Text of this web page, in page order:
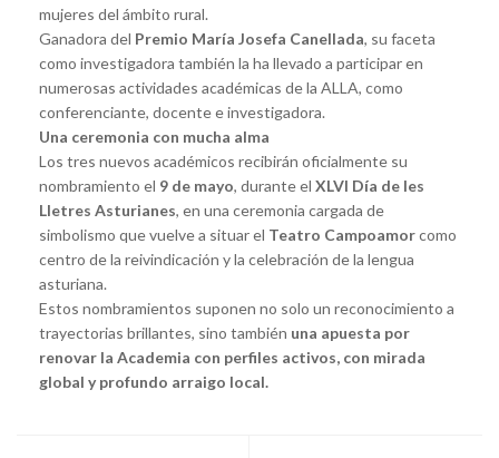
mujeres del ámbito rural.
Ganadora del Premio María Josefa Canellada, su faceta
como investigadora también la ha llevado a participar en
numerosas actividades académicas de la ALLA, como
conferenciante, docente e investigadora.
Una ceremonia con mucha alma
Los tres nuevos académicos recibirán oficialmente su
nombramiento el 9 de mayo, durante el XLVI Día de les
Lletres Asturianes, en una ceremonia cargada de
simbolismo que vuelve a situar el Teatro Campoamorcomo
centro de la reivindicación y la celebración de la lengua
asturiana.
Estos nombramientos suponen no solo un reconocimiento a
trayectorias brillantes, sino también una apuesta por
renovar la Academia con perfiles activos, con mirada
global y profundo arraigo local.